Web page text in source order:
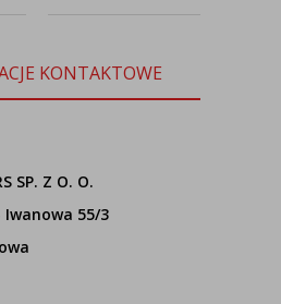
KONTAKTOWE
SP. Z O. O.
55/3